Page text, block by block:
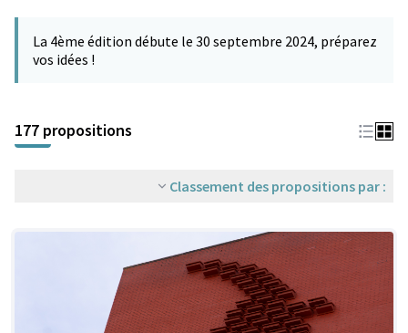
−
La 4ème édition débute le 30 septembre 2024, préparez
vos idées !
177 propositions
Classement des propositions par :